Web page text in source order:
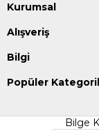
Kurumsal
Alışveriş
Bilgi
Popüler
Bilge